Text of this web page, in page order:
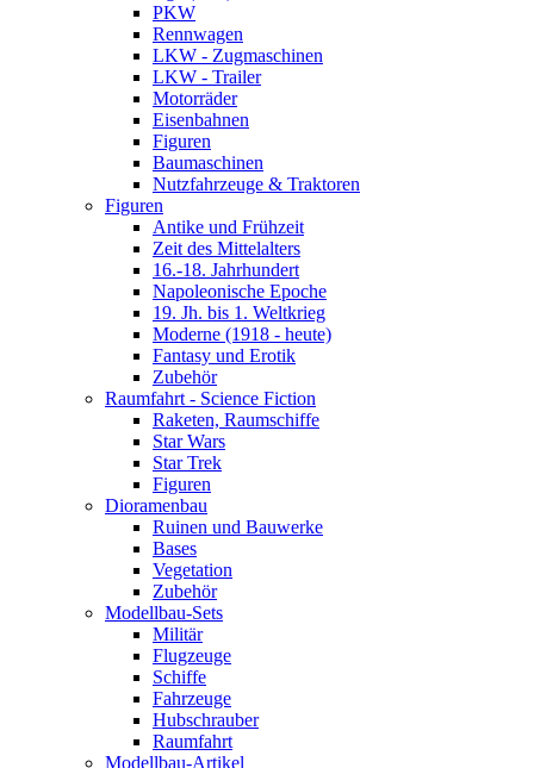
PKW
Rennwagen
LKW - Zugmaschinen
LKW - Trailer
Motorräder
Eisenbahnen
Figuren
Baumaschinen
Nutzfahrzeuge & Traktoren
Figuren
Antike und Frühzeit
Zeit des Mittelalters
16.-18. Jahrhundert
Napoleonische Epoche
19. Jh. bis 1. Weltkrieg
Moderne (1918 - heute)
Fantasy und Erotik
Zubehör
Raumfahrt - Science Fiction
Raketen, Raumschiffe
Star Wars
Star Trek
Figuren
Dioramenbau
Ruinen und Bauwerke
Bases
Vegetation
Zubehör
Modellbau-Sets
Militär
Flugzeuge
Schiffe
Fahrzeuge
Hubschrauber
Raumfahrt
Modellbau-Artikel